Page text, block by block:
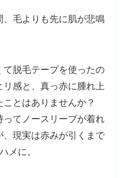
、毛よりも先に肌が悲鳴
脱毛テープを使ったの
感と、真っ赤に腫れ上
とはありませんか？
ってノースリーブが着れ
、現実は赤みが引くまで
メに。